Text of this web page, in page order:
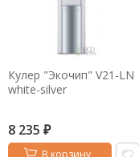
Кулер "Экочип" V21-LN
white-silver
8 235 ₽
В корзину